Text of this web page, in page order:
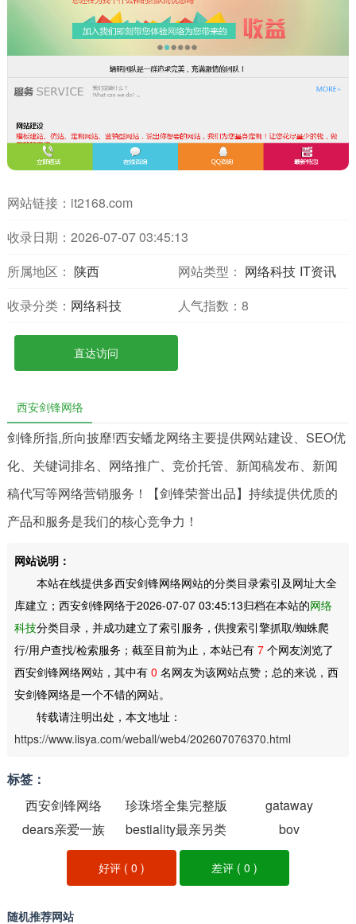
网站链接： it2168.com
收录日期：2026-07-07 03:45:13
所属地区： 陕西 网站类型： 网络科技 IT资讯
收录分类： 网络科技 人气指数： 8
直达访问
西安剑锋网络
剑锋所指,所向披靡!西安蟠龙网络主要提供网站建设、SEO优
化、关键词排名、网络推广、竞价托管、新闻稿发布、新闻
稿代写等网络营销服务！【剑锋荣誉出品】持续提供优质的
产品和服务是我们的核心竞争力！
网站说明：
本站在线提供多西安剑锋网络网站的分类目录索引及网址大全
库建立；西安剑锋网络于2026-07-07 03:45:13归档在本站的网络
科技分类目录，并成功建立了索引服务，供搜索引擎抓取/蜘蛛爬
行/用户查找/检索服务；截至目前为止，本站已有 7个网友浏览了
西安剑锋网络网站，其中有 0 名网友为该网站点赞；总的来说，西
安剑锋网络是一个不错的网站。
转载请注明出处，本文地址：
https://www.iisya.com/weball/web4/202607076370.html
标签：
西安剑锋网络
珍珠塔全集完整版
gataway
dears亲爱一族
bestiality最亲另类 bov
好评 (0 ) 差评 ( 0 )
随机推荐网站